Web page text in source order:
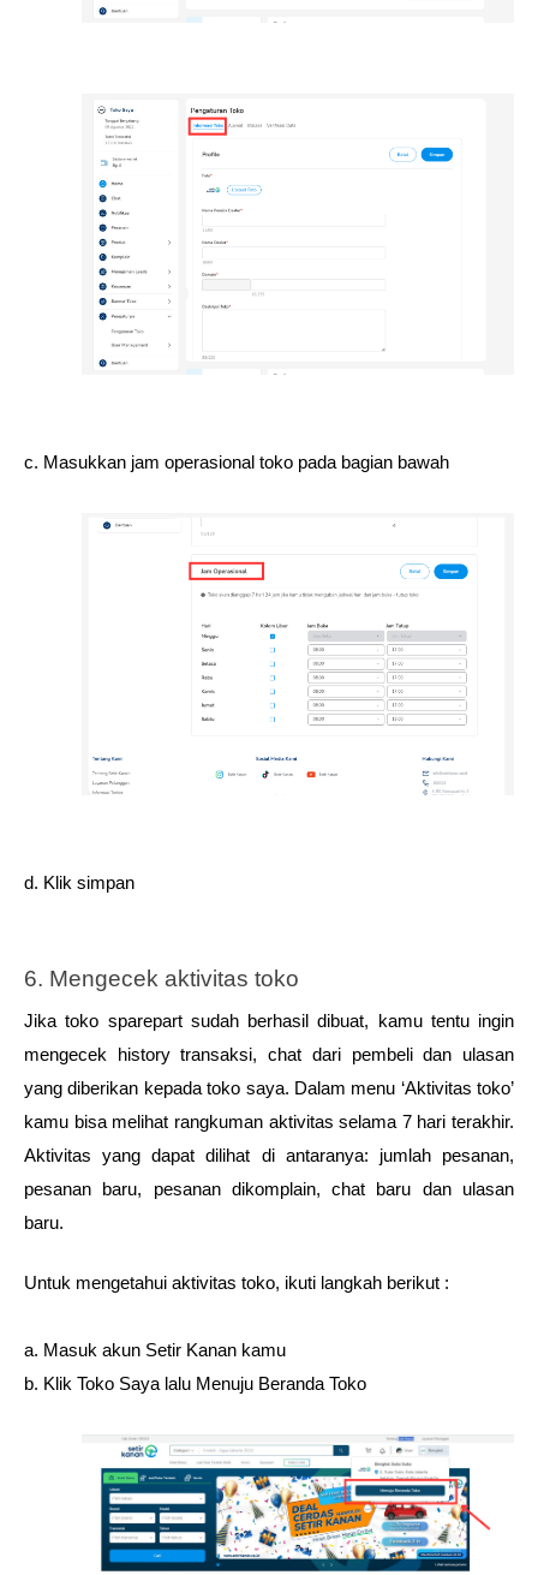
c. Masukkan jam operasional toko pada bagian bawah
d. Klik simpan
6. Mengecek aktivitas toko
Jika toko sparepart sudah berhasil dibuat, kamu tentu ingin
mengecek history transaksi, chat dari pembeli dan ulasan
yang diberikan kepada toko saya. Dalam menu ‘Aktivitas toko’
kamu bisa melihat rangkuman aktivitas selama 7 hari terakhir.
Aktivitas yang dapat dilihat di antaranya: jumlah pesanan,
pesanan baru, pesanan dikomplain, chat baru dan ulasan
baru.
Untuk mengetahui aktivitas toko, ikuti langkah berikut :
a. Masuk akun Setir Kanan kamu
b. Klik Toko Saya lalu Menuju Beranda Toko